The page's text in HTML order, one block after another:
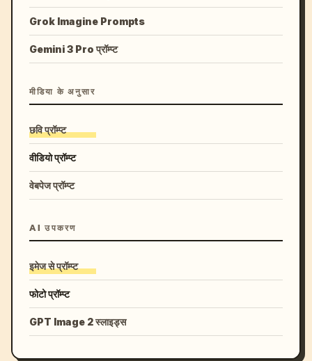
Grok Imagine Prompts
Gemini 3 Pro प्रॉम्प्ट
मीडिया के अनुसार
छवि प्रॉम्प्ट
वीडियो प्रॉम्प्ट
वेबपेज प्रॉम्प्ट
AI उपकरण
इमेज से प्रॉम्प्ट
फोटो प्रॉम्प्ट
GPT Image 2 स्लाइड्स